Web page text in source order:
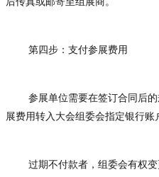
第四步：支付参展费用
参展单位需要在签订合同后
展费用转入大会组委会指定银行账
过期不付款者，组委会有权